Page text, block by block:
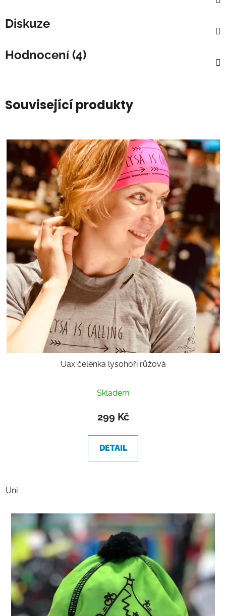
Diskuze
Hodnocení (4)
Související produkty
Uax čelenka lysohoři růžová
hodnocení
produktu
je
5,0
z
Skladem
299 Kč
DETAIL
Uni